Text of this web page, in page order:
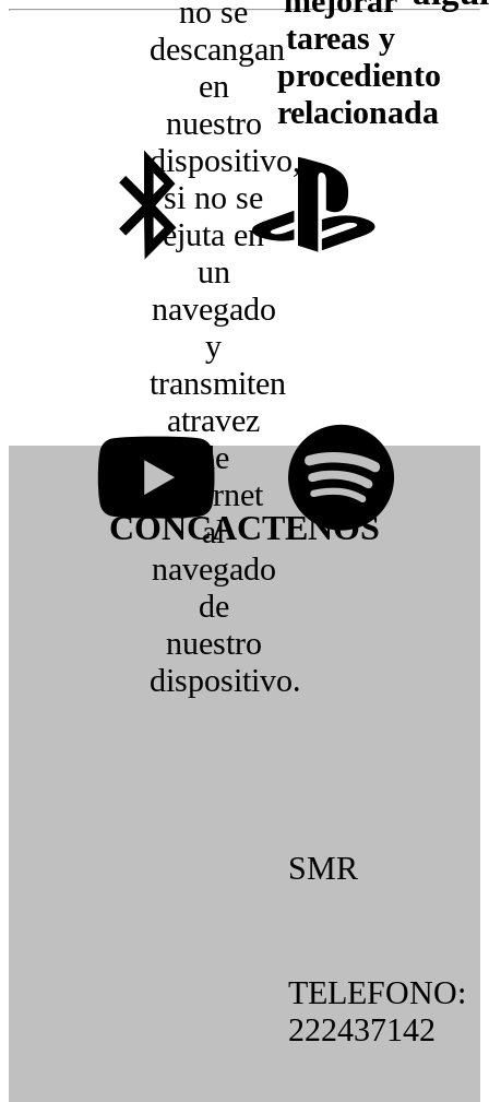
no se
descangan
en
nuestro
dispositivo,
si no se
ejuta en
un
navegado
y
transmiten
atravez
de
internet
al
navegado
de
nuestro
dispositivo.
tareas y
procediento
relacionada
CONCACTENOS
SMR
TELEFONO:
222437142